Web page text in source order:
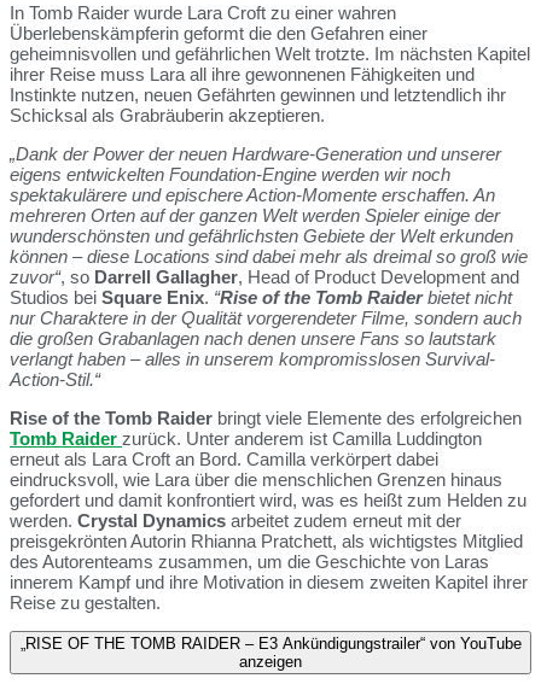
In Tomb Raider wurde Lara Croft zu einer wahren
Überlebenskämpferin geformt die den Gefahren einer
geheimnisvollen und gefährlichen Welt trotzte. Im nächsten Kapitel
ihrer Reise muss Lara all ihre gewonnenen Fähigkeiten und
Instinkte nutzen, neuen Gefährten gewinnen und letztendlich ihr
Schicksal als Grabräuberin akzeptieren.
„Dank der Power der neuen Hardware-Generation und unserer
eigens entwickelten Foundation-Engine werden wir noch
spektakulärere und epischere Action-Momente erschaffen. An
mehreren Orten auf der ganzen Welt werden Spieler einige der
wunderschönsten und gefährlichsten Gebiete der Welt erkunden
können – diese Locations sind dabei mehr als dreimal so groß wie
zuvor“, so Darrell Gallagher, Head of Product Development and
Studios bei Square Enix. “Rise of the Tomb Raiderbietet nicht
nur Charaktere in der Qualität vorgerendeter Filme, sondern auch
die großen Grabanlagen nach denen unsere Fans so lautstark
verlangt haben – alles in unserem kompromisslosen Survival-
Action-Stil.“
Rise of the Tomb Raider bringt viele Elemente des erfolgreichen
Tomb Raider zurück. Unter anderem ist Camilla Luddington
erneut als Lara Croft an Bord. Camilla verkörpert dabei
eindrucksvoll, wie Lara über die menschlichen Grenzen hinaus
gefordert und damit konfrontiert wird, was es heißt zum Helden zu
werden. Crystal Dynamics arbeitet zudem erneut mit der
preisgekrönten Autorin Rhianna Pratchett, als wichtigstes Mitglied
des Autorenteams zusammen, um die Geschichte von Laras
innerem Kampf und ihre Motivation in diesem zweiten Kapitel ihrer
Reise zu gestalten.
„RISE OF THE TOMB RAIDER – E3 Ankündigungstrailer“ von YouTube
anzeigen